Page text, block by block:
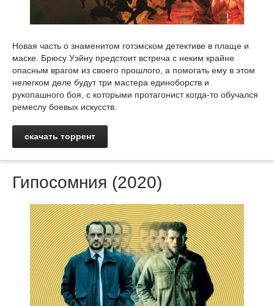
Новая часть о знаменитом готэмском детективе в плаще и
маске. Брюсу Уэйну предстоит встреча с неким крайне
опасным врагом из своего прошлого, а помогать ему в этом
нелегком деле будут три мастера единоборств и
рукопашного боя, с которыми протагонист когда-то обучался
ремеслу боевых искусств.
скачать торрент
Гипосомния (2020)